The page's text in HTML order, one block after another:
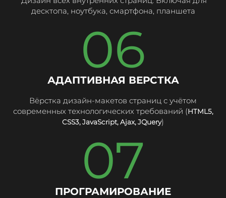
десктопа, ноутбука, смартфона, планшета
06
АДАПТИВНАЯ ВЕРСТКА
Вёрстка дизайн-макетов страниц с учётом
современных технологических требований (HTML5,
CSS3, JavaScript, Ajax, JQuery)
07
ПРОГРАМИРОВАНИЕ